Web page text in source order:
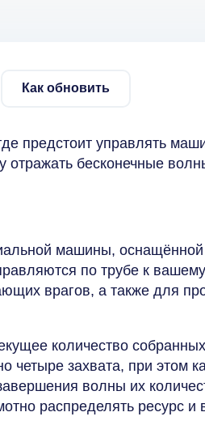
Как обновить
предстоит управлять
отражать бесконечные
машины,
по трубе к
врагов, а также для
количество
четыре захвата, при этом
волны их
распределять ресурс